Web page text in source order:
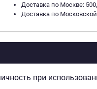
Доставка по Москве:
Доставка по
при